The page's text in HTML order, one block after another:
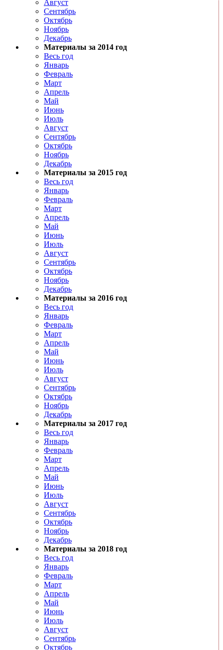
Август
Сентябрь
Октябрь
Ноябрь
Декабрь
Материалы за 2014 год
Весь год
Январь
Февраль
Март
Апрель
Май
Июнь
Июль
Август
Сентябрь
Октябрь
Ноябрь
Декабрь
Материалы за 2015 год
Весь год
Январь
Февраль
Март
Апрель
Май
Июнь
Июль
Август
Сентябрь
Октябрь
Ноябрь
Декабрь
Материалы за 2016 год
Весь год
Январь
Февраль
Март
Апрель
Май
Июнь
Июль
Август
Сентябрь
Октябрь
Ноябрь
Декабрь
Материалы за 2017 год
Весь год
Январь
Февраль
Март
Апрель
Май
Июнь
Июль
Август
Сентябрь
Октябрь
Ноябрь
Декабрь
Материалы за 2018 год
Весь год
Январь
Февраль
Март
Апрель
Май
Июнь
Июль
Август
Сентябрь
Октябрь